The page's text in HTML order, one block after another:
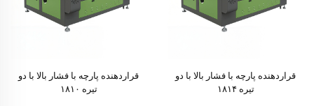
قراردهنده پارچه با فشار بالا با دو
تیره ۱۸۱۴
قراردهنده پارچه با فشار بالا با دو
تیره ۱۸۱۰